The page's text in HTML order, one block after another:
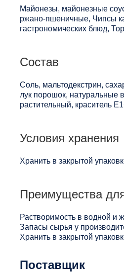
Майонезы, майонезные
ржано-пшеничные, Чипсы
гастрономических блюд,
Состав
Соль, мальтодекстрин,
лук порошок, натуральные
растительный, краситель
Условия хранения
Хранить в закрытой
Преимущества
Растворимость в водной и
Запасы сырья у
Хранить в закрытой
Поставщик